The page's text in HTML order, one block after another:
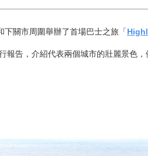
下關市周圍舉辦了首場巴士之旅「
報告，介紹代表兩個城市的壯麗景色